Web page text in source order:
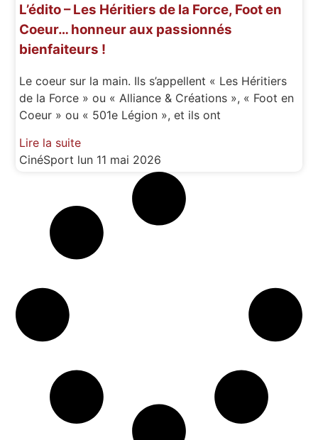
L’édito – Les Héritiers de la Force, Foot en
Coeur… honneur aux passionnés
bienfaiteurs !
Le coeur sur la main. Ils s’appellent « Les Héritiers
de la Force » ou « Alliance & Créations », « Foot en
Coeur » ou « 501e Légion », et ils ont
Lire la suite
CinéSport lun 11 mai 2026